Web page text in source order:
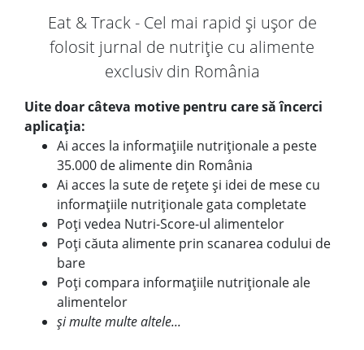
Eat & Track - Cel mai rapid și ușor de
folosit jurnal de nutriție cu alimente
exclusiv din România
Uite doar câteva motive pentru care să încerci
aplicația:
Ai acces la informațiile nutriționale a peste
35.000 de alimente din România
Ai acces la sute de rețete și idei de mese cu
informațiile nutriționale gata completate
Poți vedea Nutri-Score-ul alimentelor
Poți căuta alimente prin scanarea codului de
bare
Poți compara informațiile nutriționale ale
alimentelor
și multe multe altele...